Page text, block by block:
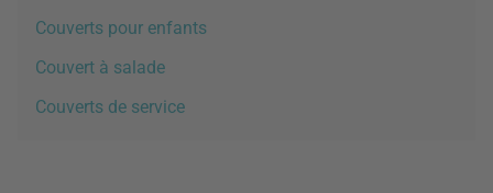
Couverts pour enfants
Couvert à salade
Couverts de service